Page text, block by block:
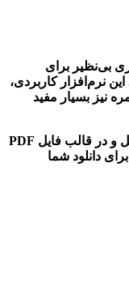
بی‌نظیر برای
نرم‌افزار کاربردی،
نیز بسیار مفید
این جزوه آموزشی، با ارائه مطالب در ۸ فصل و در قالب فایل PDF
برای دانلود شما